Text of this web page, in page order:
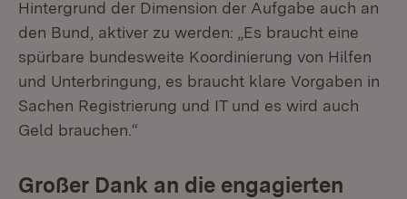
Hintergrund der Dimension der Aufgabe auch an
den Bund, aktiver zu werden: „Es braucht eine
spürbare bundesweite Koordinierung von Hilfen
und Unterbringung, es braucht klare Vorgaben in
Sachen Registrierung und IT und es wird auch
Geld brauchen.“
Großer Dank an die engagierten